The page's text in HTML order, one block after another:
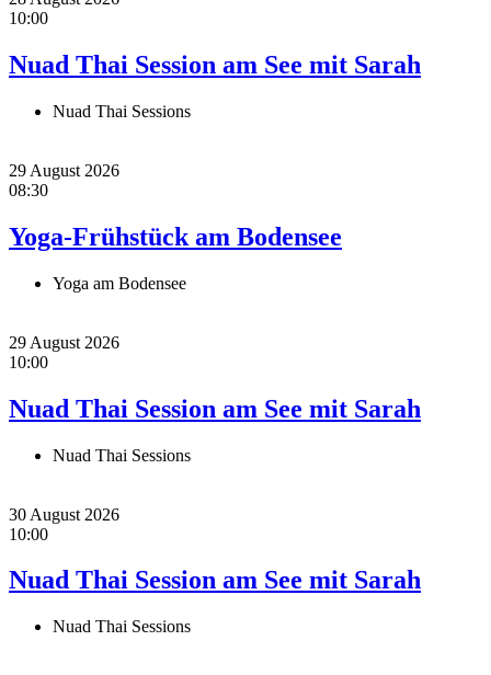
10:00
Nuad Thai Session am See mit Sarah
Nuad Thai Sessions
29 August 2026
08:30
Yoga-Frühstück am Bodensee
Yoga am Bodensee
29 August 2026
10:00
Nuad Thai Session am See mit Sarah
Nuad Thai Sessions
30 August 2026
10:00
Nuad Thai Session am See mit Sarah
Nuad Thai Sessions